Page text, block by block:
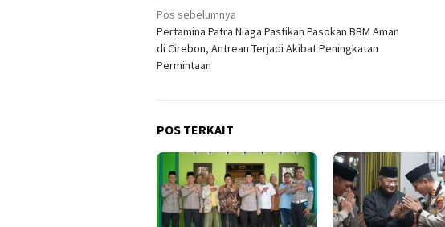
Navigasi
pos
Pos sebelumnya
Pertamina Patra Niaga Pastikan Pasokan BBM Aman
di Cirebon, Antrean Terjadi Akibat Peningkatan
Permintaan
POS TERKAIT